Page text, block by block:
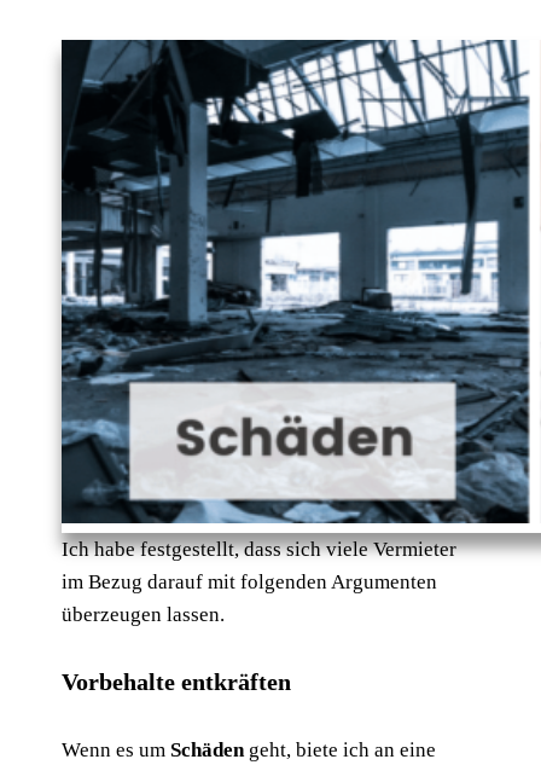
Ich habe festgestellt, dass sich viele Vermieter
im Bezug darauf mit folgenden Argumenten
überzeugen lassen.
Vorbehalte entkräften
Wenn es umSchäden geht, biete ich an eine